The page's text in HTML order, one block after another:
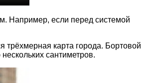
Например, если перед системой
трёхмерная карта города. Бортовой
сантиметров.